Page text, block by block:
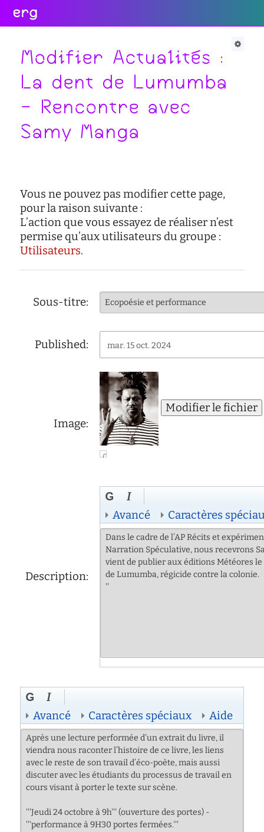
erg
Retour
Infos
pratiques
collectives
informations
actualités
contact
Retour
Soutien
conseil
des
étudiant·e·s
enseignement
inclusif
accessibilité
social
tutorat
Retour
Web
portail
des
sites
satellites
Rechercher
Modifier Actualités :
La dent de Lumumba
- Rencontre avec
Samy Manga
Vous ne pouvez pas modifier cette page,
pour la raison suivante :
L’action que vous essayez de réaliser n’est
permise qu’aux utilisateurs du groupe :
Utilisateurs.
Sous-titre:
Published: mar. 15 oct. 2024
Image:
Description:
Avancé Caractères
Avancé Caractères spéciaux Aide